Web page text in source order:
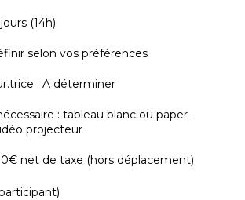
(14h)​
selon vos préférences​
: A déterminer​
: tableau blanc ou paper-
projecteur​
net de taxe (hors déplacement)